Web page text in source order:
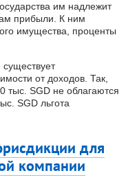
им надлежит
прибыли. К ним
имущества, проценты
существует
от доходов. Так,
тыс. SGD не облагаются
SGD льгота
для
компании